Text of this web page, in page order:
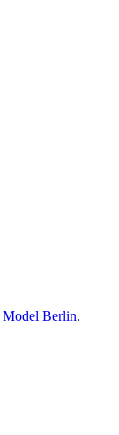
Model Berlin.